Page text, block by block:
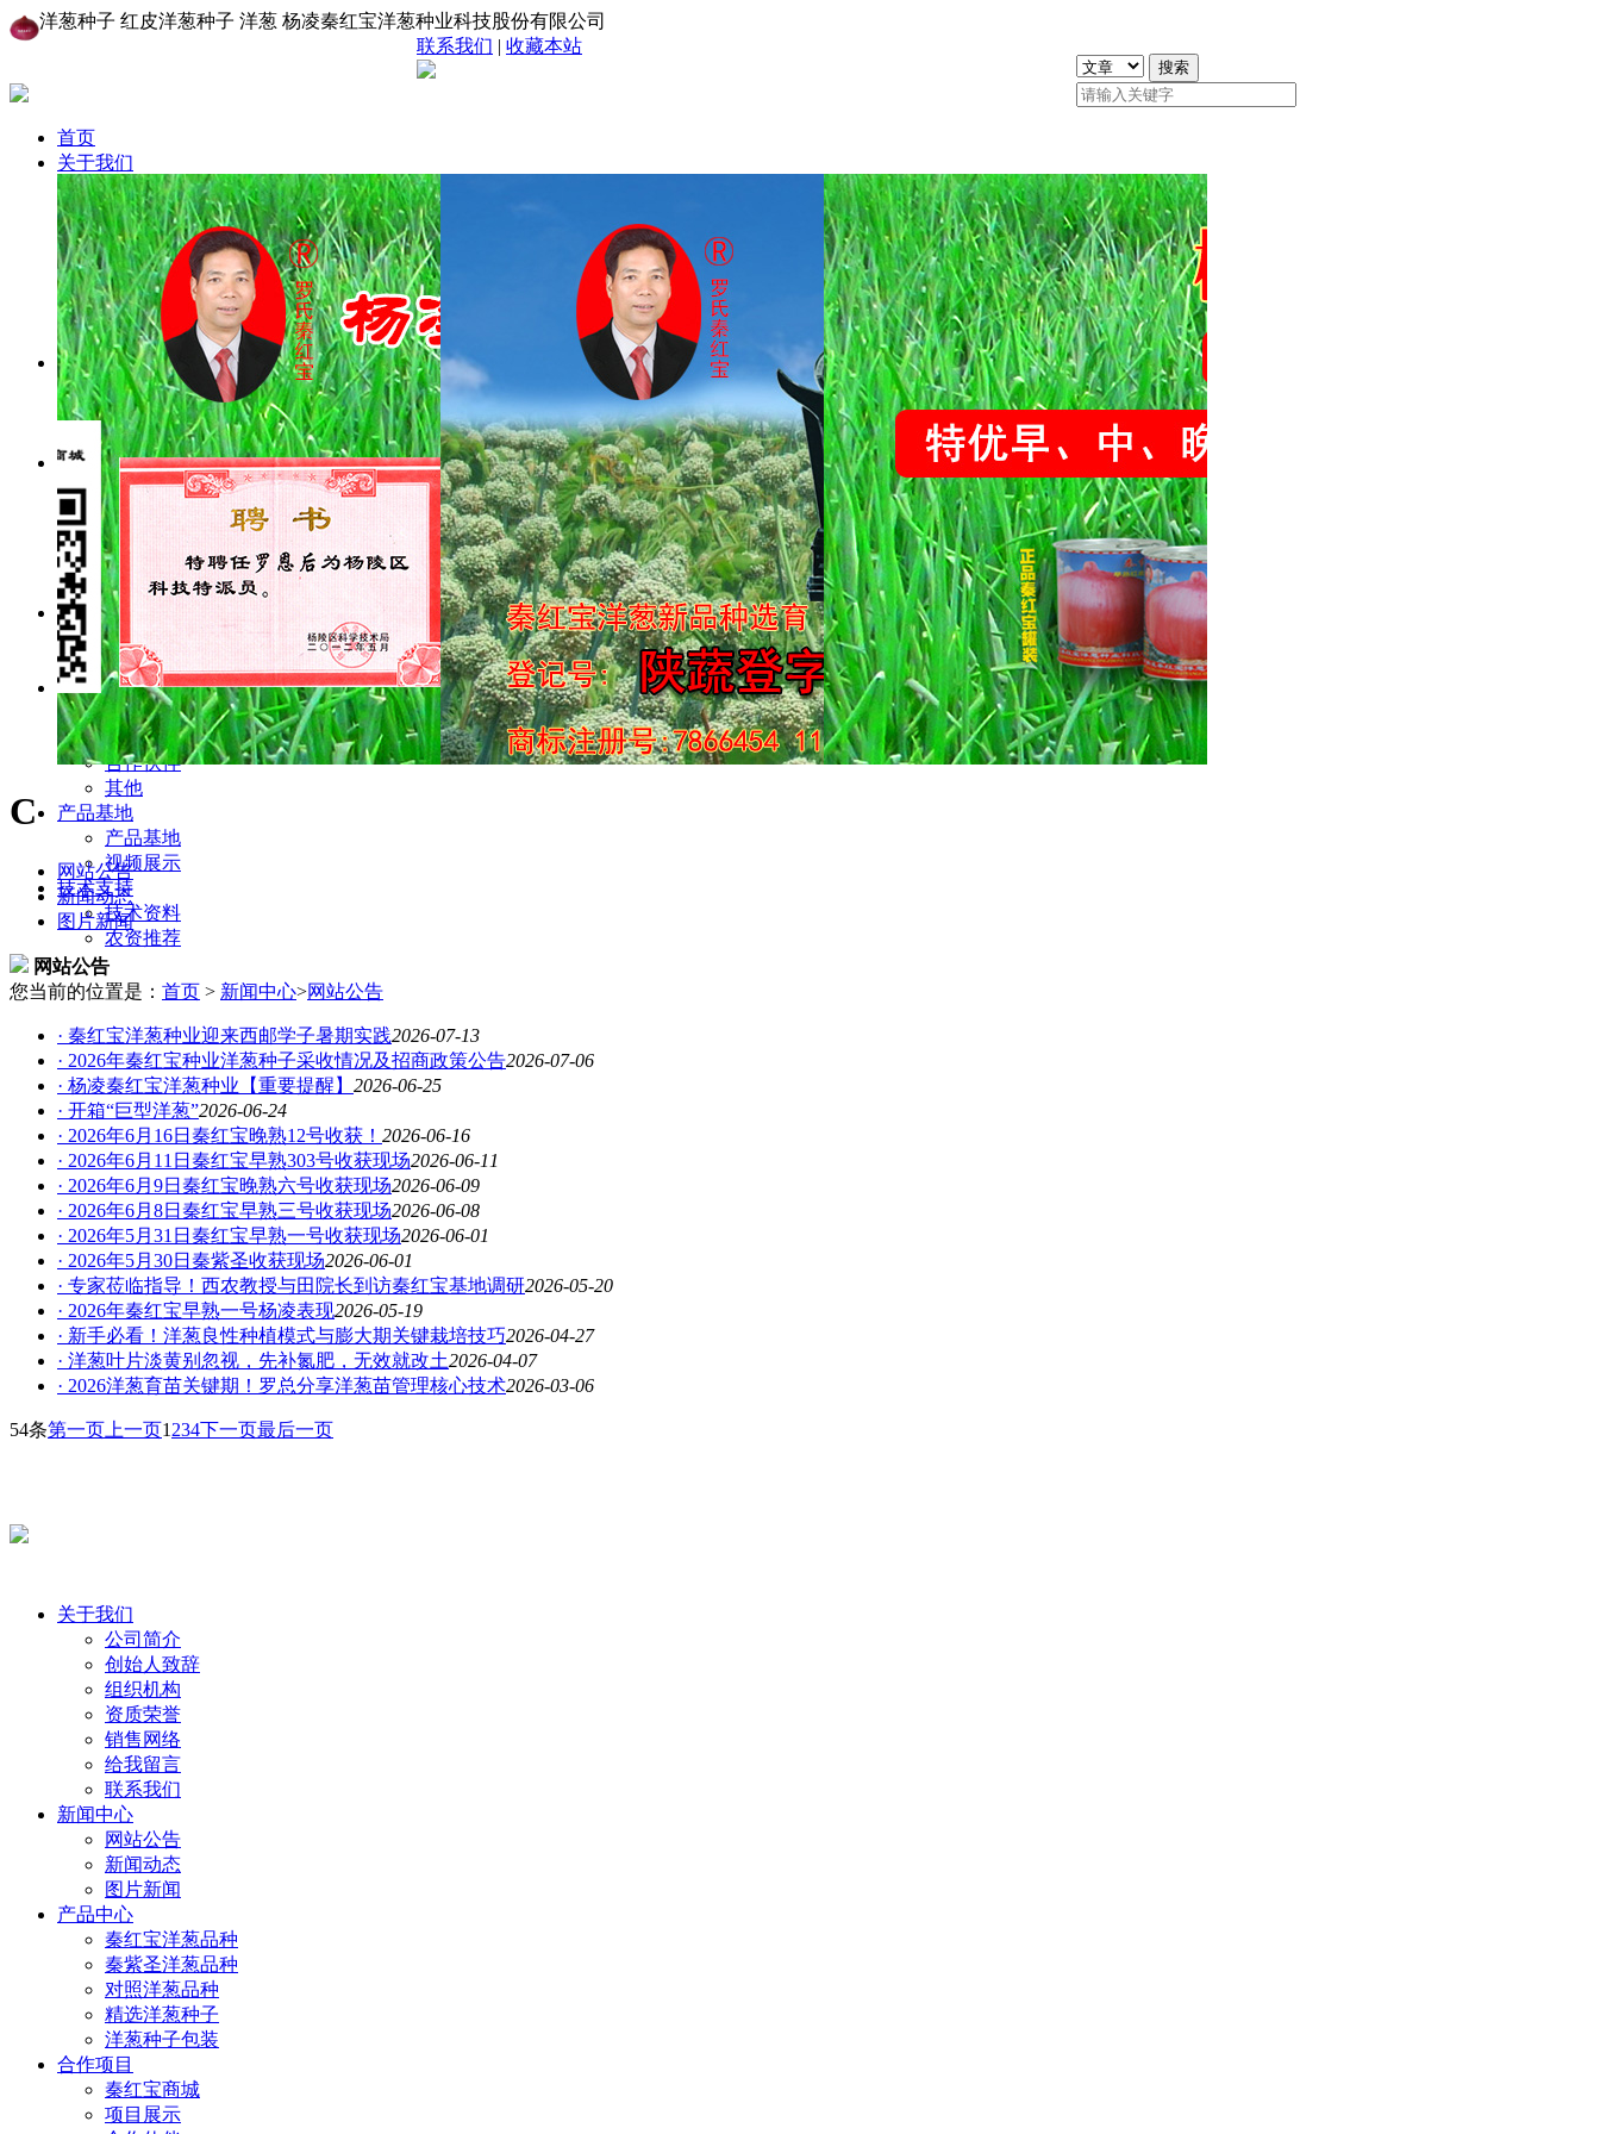
洋葱种子 红皮洋葱种子 洋葱 杨凌秦红宝洋葱种业科技股份有限公司
联系我们 | 收藏本站
首页
关于我们
公司简介
创始人致辞
组织机构
资质荣誉
销售网络
给我留言
联系我们
新闻中心
网站公告
新闻动态
图片新闻
产品中心
秦红宝洋葱品种
秦紫圣洋葱品种
对照洋葱品种
精选洋葱种子
洋葱种子包装
经营范围
主营业务
兼营业务
合作项目
秦红宝商城
项目展示
合作伙伴
其他
产品基地
产品基地
视频展示
技术支持
技术资料
农资推荐
C
网站公告
新闻动态
图片新闻
网站公告
您当前的位置是： 首页 > 新闻中心>网站公告
· 秦红宝洋葱种业迎来西邮学子暑期实践2026-07-13
· 2026年秦红宝种业洋葱种子采收情况及招商政策公告2026-07-06
· 杨凌秦红宝洋葱种业【重要提醒】 2026-06-25
· 开箱“巨型洋葱”2026-06-24
· 2026年6月16日秦红宝晚熟12号收获！ 2026-06-16
· 2026年6月11日秦红宝早熟303号收获现场2026-06-11
· 2026年6月9日秦红宝晚熟六号收获现场2026-06-09
· 2026年6月8日秦红宝早熟三号收获现场2026-06-08
· 2026年5月31日秦红宝早熟一号收获现场2026-06-01
· 2026年5月30日秦紫圣收获现场2026-06-01
· 专家莅临指导！西农教授与田院长到访秦红宝基地调研2026-05-20
· 2026年秦红宝早熟一号杨凌表现2026-05-19
· 新手必看！洋葱良性种植模式与膨大期关键栽培技巧2026-04-27
· 洋葱叶片淡黄别忽视，先补氮肥，无效就改土2026-04-07
· 2026洋葱育苗关键期！罗总分享洋葱苗管理核心技术2026-03-06
54条第一页 上一页1 234下一页最后一页
关于我们
公司简介
创始人致辞
组织机构
资质荣誉
销售网络
给我留言
联系我们
新闻中心
网站公告
新闻动态
图片新闻
产品中心
秦红宝洋葱品种
秦紫圣洋葱品种
对照洋葱品种
精选洋葱种子
洋葱种子包装
合作项目
秦红宝商城
项目展示